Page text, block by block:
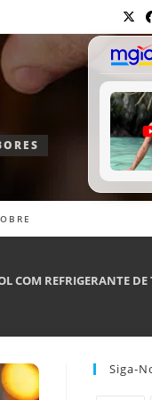
COM REFRIGERANTE
Siga-